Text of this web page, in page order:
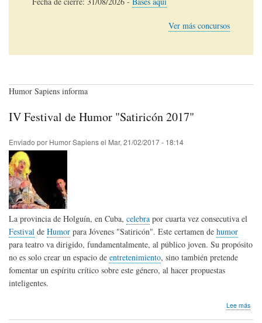
Ver más concursos
Humor Sapiens informa
IV Festival de Humor "Satiricón 2017"
Enviado por Humor Sapiensel Mar, 21/02/2017 - 18:14
La provincia de Holguín, en Cuba, celebra por cuarta vez consecutiva el
Festival de Humor para Jóvenes "Satiricón". Este certamen de humor
para teatro va dirigido, fundamentalmente, al público joven. Su propósito
no es solo crear un espacio de entretenimiento, sino también pretende
fomentar un espíritu crítico sobre este género, al hacer propuestas
inteligentes.
Lee más